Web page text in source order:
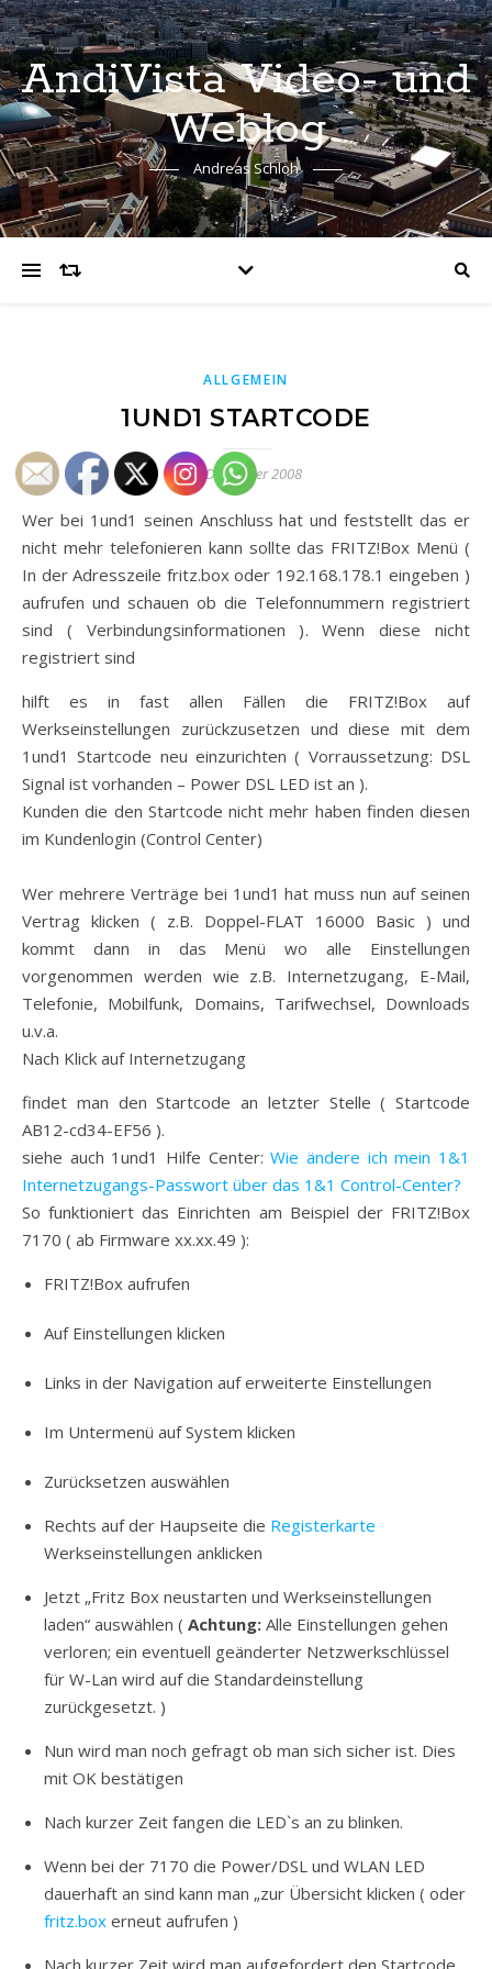
AndiVista Video- und
Weblog
Andreas Schloh
ALLGEMEIN
1UND1 STARTCODE
9. Dezember 2008
Wer bei 1und1 seinen Anschluss hat und feststellt das er
nicht mehr telefonieren kann sollte das FRITZ!Box Menü (
In der Adresszeile fritz.box oder 192.168.178.1 eingeben )
aufrufen und schauen ob die Telefonnummern registriert
sind ( Verbindungsinformationen ). Wenn diese nicht
registriert sind
hilft es in fast allen Fällen die FRITZ!Box auf
Werkseinstellungen zurückzusetzen und diese mit dem
1und1 Startcode neu einzurichten ( Vorraussetzung: DSL
Signal ist vorhanden – Power DSL LED ist an ).
Kunden die den Startcode nicht mehr haben finden diesen
im Kundenlogin (Control Center)
Wer mehrere Verträge bei 1und1 hat muss nun auf seinen
Vertrag klicken ( z.B. Doppel-FLAT 16000 Basic ) und
kommt dann in das Menü wo alle Einstellungen
vorgenommen werden wie z.B. Internetzugang, E-Mail,
Telefonie, Mobilfunk, Domains, Tarifwechsel, Downloads
u.v.a.
Nach Klick auf Internetzugang
findet man den Startcode an letzter Stelle ( Startcode
AB12-cd34-EF56 ).
siehe auch 1und1 Hilfe Center:Wie ändere ich mein 1&1
Internetzugangs-Passwort über das 1&1 Control-Center?
So funktioniert das Einrichten am Beispiel der FRITZ!Box
7170 ( ab Firmware xx.xx.49 ):
FRITZ!Box aufrufen
Auf Einstellungen klicken
Links in der Navigation auf erweiterte Einstellungen
Im Untermenü auf System klicken
Zurücksetzen auswählen
Rechts auf der Haupseite die Registerkarte
Werkseinstellungen anklicken
Jetzt „Fritz Box neustarten und Werkseinstellungen
laden“ auswählen ( Achtung: Alle Einstellungen gehen
verloren; ein eventuell geänderter Netzwerkschlüssel
für W-Lan wird auf die Standardeinstellung
zurückgesetzt. )
Nun wird man noch gefragt ob man sich sicher ist. Dies
mit OK bestätigen
Nach kurzer Zeit fangen die LED`s an zu blinken.
Wenn bei der 7170 die Power/DSL und WLAN LED
dauerhaft an sind kann man „zur Übersicht klicken ( oder
fritz.box erneut aufrufen )
Nach kurzer Zeit wird man aufgefordert den Startcode